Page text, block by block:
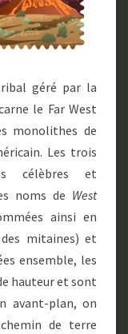
géré par la
le Far West
monolithes de
Les trois
célèbres et
noms de West
ainsi en
mitaines) et
ensemble, les
hauteur et sont
avant-plan, on
de terre